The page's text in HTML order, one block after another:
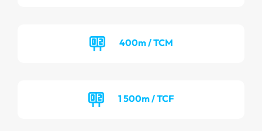
400m / TCM
1 500m / TCF